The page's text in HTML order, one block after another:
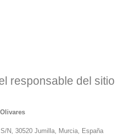
responsable del sitio
N, 30520 Jumilla, Murcia, España